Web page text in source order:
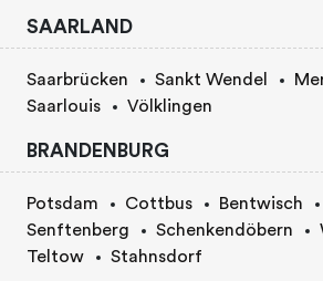
SAARLAND
Saarbrücken Sankt Wendel
Saarlouis
Völklingen
BRANDENBURG
Potsdam Cottbus Bentwisch
Senftenberg
Schenkendöbern
Teltow
Stahnsdorf